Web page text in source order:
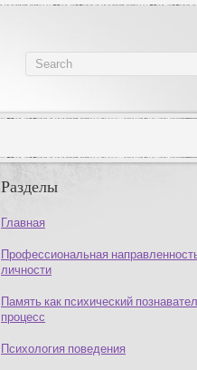
Разделы
Главная
Профессиональная
личности
Память как психический
процесс
Психология поведения